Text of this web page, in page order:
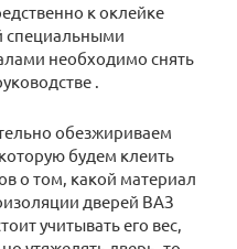
к оклейке
специальными
необходимо снять
.
обезжириваем
будем клеить
о том, какой материал
дверей ВАЗ
учитывать его вес,